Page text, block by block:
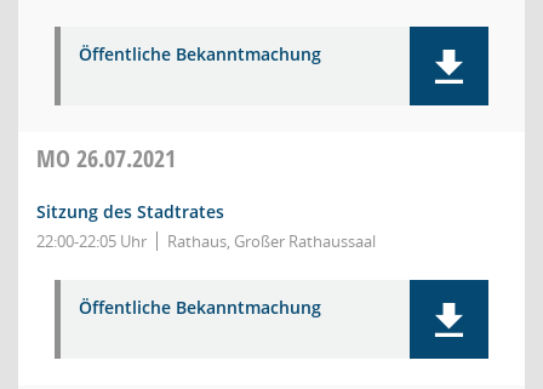
Öffentliche Bekanntmachung
MO 26.07.2021
Sitzung des Stadtrates
22:00-22:05 Uhr Rathaus, Großer Rathaussaal
Öffentliche Bekanntmachung